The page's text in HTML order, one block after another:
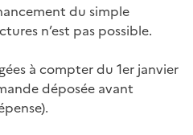
du simple
n’est pas possible.
à compter du 1er janvier
déposée avant